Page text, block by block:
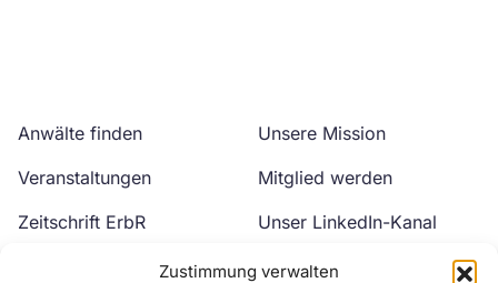
Zustimmung verwalten
Anwälte finden
Veranstaltungen
Zeitschrift ErbR
Unsere Mission
Mitglied werden
Unser LinkedIn-Kanal
Unser YouTube-Kanal